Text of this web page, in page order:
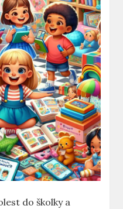
do školky a